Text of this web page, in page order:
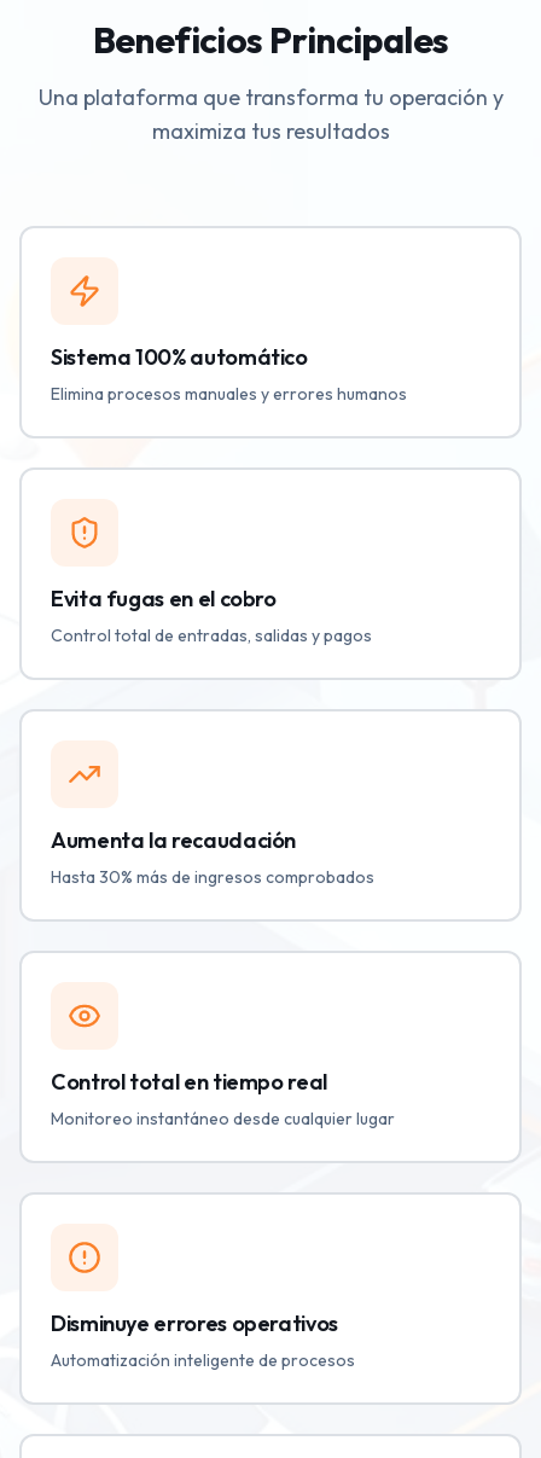
Beneficios Principales
Una plataforma que transforma tu operación y
maximiza tus resultados
Sistema 100% automático
Elimina procesos manuales y errores humanos
Evita fugas en el cobro
Control total de entradas, salidas y pagos
Aumenta la recaudación
Hasta 30% más de ingresos comprobados
Control total en tiempo real
Monitoreo instantáneo desde cualquier lugar
Disminuye errores operativos
Automatización inteligente de procesos